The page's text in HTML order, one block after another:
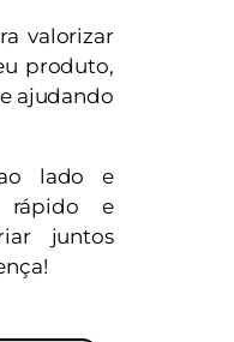
valorizar
produto,
ajudando
lado e
rápido e
juntos